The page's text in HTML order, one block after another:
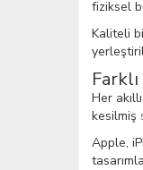
fiziksel
Kaliteli
Her
kesilmiş
Apple,